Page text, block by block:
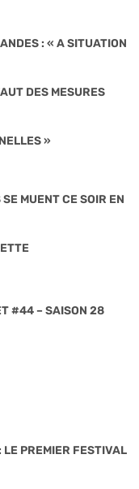
: « A SITUATION
DES MESURES
»
MUENT CE SOIR EN
#44 – SAISON 28
PREMIER FESTIVAL